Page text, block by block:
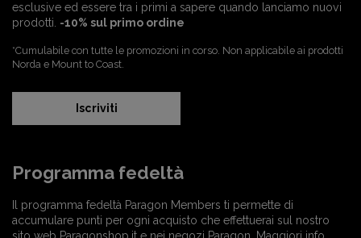
esclusive ed essere tra i primi a sapere quando lanciamo nuovi
prodotti. -10% sul primo ordine
*Cumulabile con tutte le promozioni in corso. Non applicabile ai prodotti
Norda e Mount to Coast.
Iscriviti
Programma fedeltà
Il programma fedeltà Paragon Members ti permette di
accumulare punti per ogni acquisto che effettuerai sul nostro